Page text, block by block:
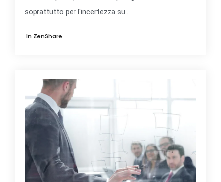
soprattutto per l'incertezza su...
In ZenShare